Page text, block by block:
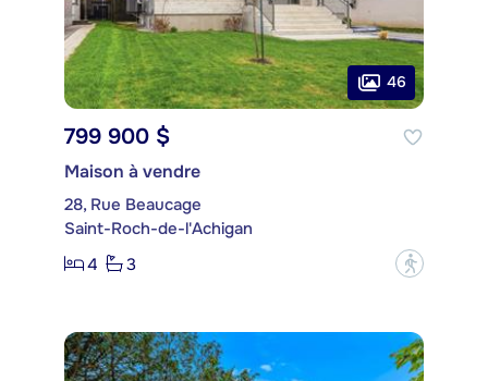
46
799 900 $
Maison à vendre
28, Rue Beaucage
Saint-Roch-de-l'Achigan
4
3 ?